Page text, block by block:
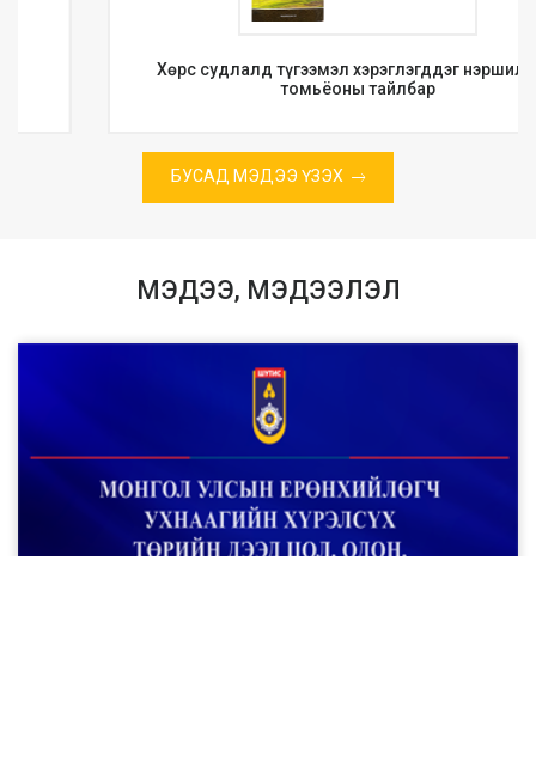
Хөрс судлалд түгээмэл хэрэглэгддэг нэршил, нэр
томьёоны тайлбар
БУСАД МЭДЭЭ ҮЗЭХ
МЭДЭЭ, МЭДЭЭЛЭЛ